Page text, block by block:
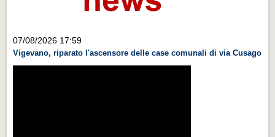
Territorio
07/08/2026 17:59
Vigevano, riparato l'ascensore delle case comunali di via Cusago